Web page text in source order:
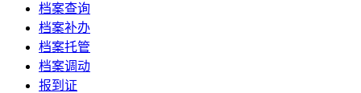
档案查询
档案补办
档案托管
档案调动
报到证